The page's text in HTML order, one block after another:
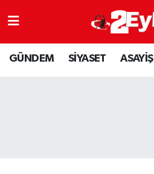
GÜNDEM SİYASET ASAYİŞ
ASAYİŞ
DÜNYA
Nöbetçi Eczaneler
Hava Durumu